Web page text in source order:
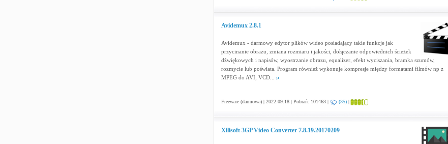
Avidemux 2.8.1
Avidemux - darmowy edytor plików wideo posiadający takie funkcje jak
przycinanie obrazu, zmiana rozmiaru i jakości, dołączanie odpowiednich ścieżek
dźwiękowych i napisów, wyostrzanie obrazu, equalizer, efekt wyciszania, bramka szumów,
rozmycie lub poświata. Program również wykonuje kompresje między formatami filmów np z
MPEG do AVI, VCD...
Freeware (darmowa) | 2022.09.18 | Pobrań: 101463 | (35)|
Xilisoft 3GP Video Converter 7.8.19.20170209